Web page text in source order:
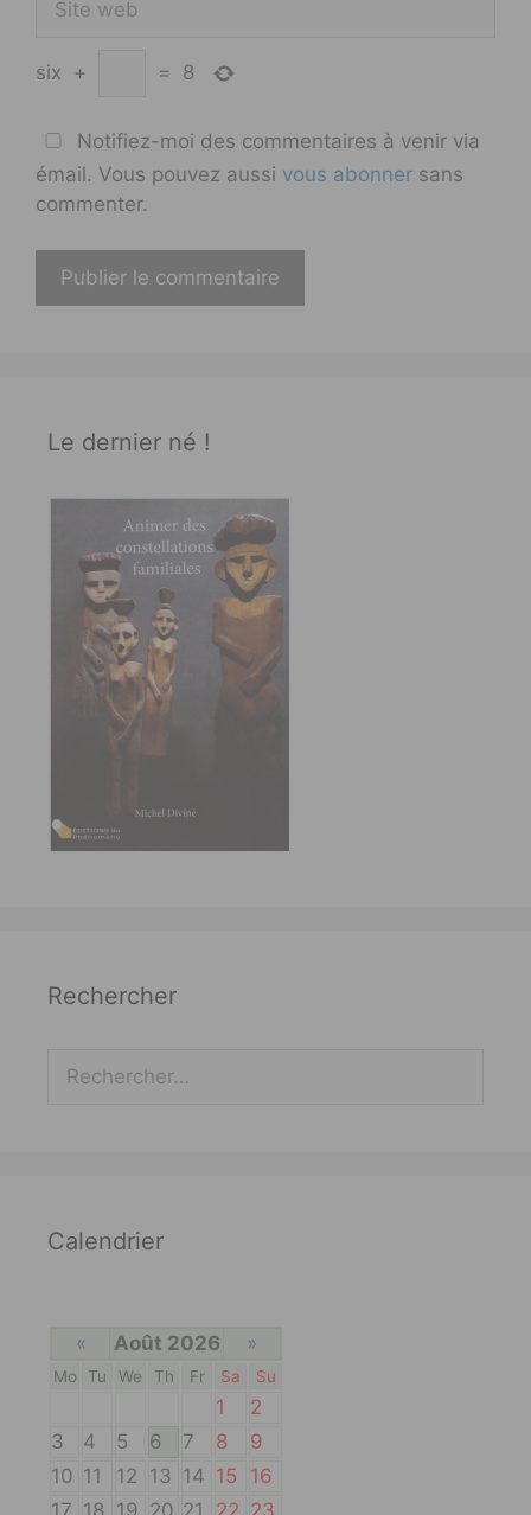
web
six + = 8
Notifiez-moi des commentaires à venir via
émail. Vous pouvez aussi vous abonner sans
commenter.
Le dernier né !
Rechercher
Calendrier
« Août 2026 »
Mo Tu We Th Fr Sa Su
1
2
3
4 5 6 7 8
9
10 11 12 13 14 15
16
17 18 19 20 21 22 23